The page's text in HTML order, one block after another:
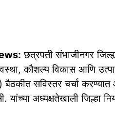
छत्रपती संभाजीनगर
कौशल्य विकास आणि
बैठकीत सविस्तर चर्चा करण्यात
यांच्या अध्यक्षतेखाली जिल्हा